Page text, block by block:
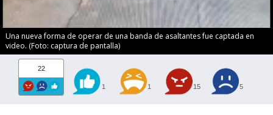
Una nueva forma de operar de una banda de asaltantes fue captada en
video. (Foto: captura de pantalla)
22
1 1 15 5